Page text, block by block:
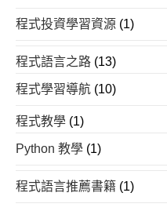
程式投資學習資源 (1)
程式語言之路 (13)
程式學習導航 (10)
程式教學 (1)
Python 教學 (1)
程式語言推薦書籍 (1)